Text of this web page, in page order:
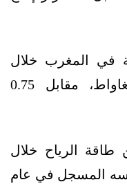
في المغرب خلال
العام الماضي إلى 0.83 غيغاواط، مقابل 0.75
طاقة الرياح خلال
المسجل في عام